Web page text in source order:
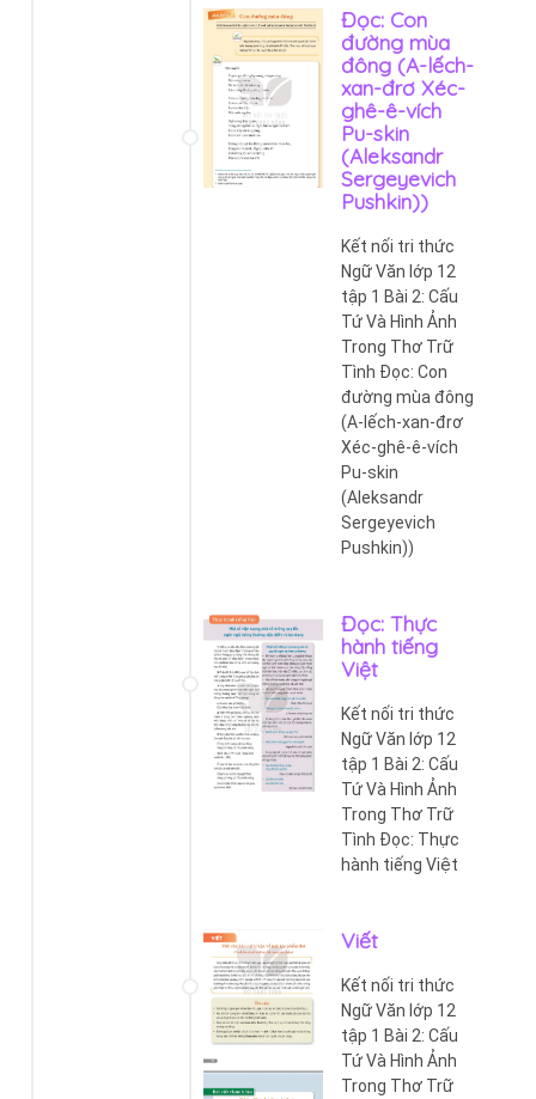
Đọc: Con
đường mùa
đông (A-lếch-
xan-đrơ Xéc-
ghê-ê-vích
Pu-skin
(Aleksandr
Sergeyevich
Pushkin))
Kết nối tri thức
Ngữ Văn lớp 12
tập 1 Bài 2: Cấu
Tứ Và Hình Ảnh
Trong Thơ Trữ
Tình Đọc: Con
đường mùa đông
(A-lếch-xan-đrơ
Xéc-ghê-ê-vích
Pu-skin
(Aleksandr
Sergeyevich
Pushkin))
Đọc: Thực
hành tiếng
Việt
Kết nối tri thức
Ngữ Văn lớp 12
tập 1 Bài 2: Cấu
Tứ Và Hình Ảnh
Trong Thơ Trữ
Tình Đọc: Thực
hành tiếng Việt
Viết
Kết nối tri thức
Ngữ Văn lớp 12
tập 1 Bài 2: Cấu
Tứ Và Hình Ảnh
Trong Thơ Trữ